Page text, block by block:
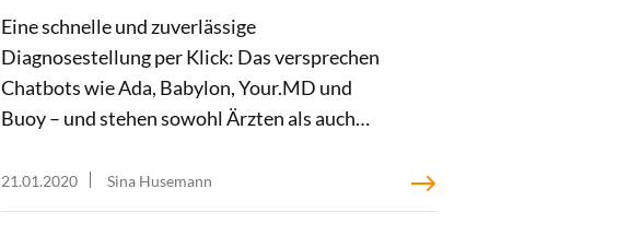
Eine schnelle und zuverlässige
Diagnosestellung per Klick: Das versprechen
Chatbots wie Ada, Babylon, Your.MD und
Buoy – und stehen sowohl Ärzten als auch
Verfügung. Während solche Diagnose-Apps
heute noch nicht Teil des Versorgungsalltags
21.01.2020 Sina Husemann